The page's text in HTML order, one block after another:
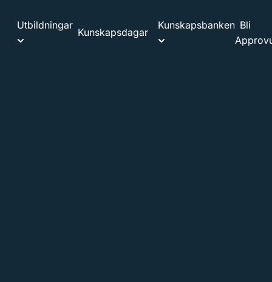
Utbildningar
Kunskapsdagar
Kunskapsbanken Bli